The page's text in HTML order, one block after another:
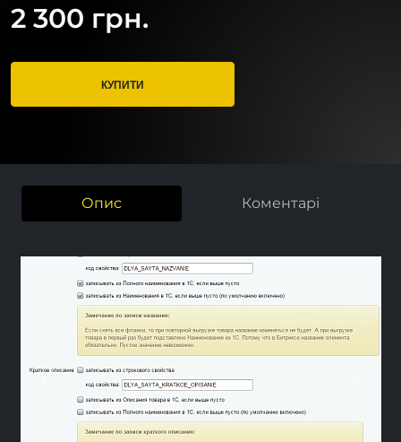
2 300 грн.
КУПИТИ
Опис Коментарі
Previous